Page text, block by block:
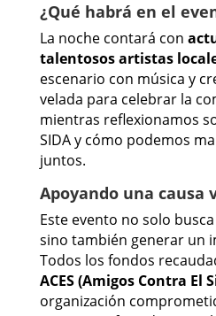
¿Qué habrá en el
La noche contará con
talentosos artistas
escenario con música y
velada para celebrar la
mientras reflexionamos
SIDA y cómo podemos
juntos.
Apoyando una causa
Este evento no solo
sino también generar un
Todos los fondos
ACES (Amigos Contra El
organización